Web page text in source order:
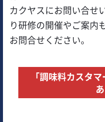
カクヤスにお問い合せ
り研修の開催やご案内
お問合せください。
「調味料カスタ